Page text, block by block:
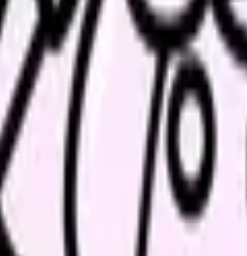
んの部屋で少し話してみ
出して、何がつらいのか、辞めるべきか
できます。
収入を落としすぎずに夜勤負担を下げる